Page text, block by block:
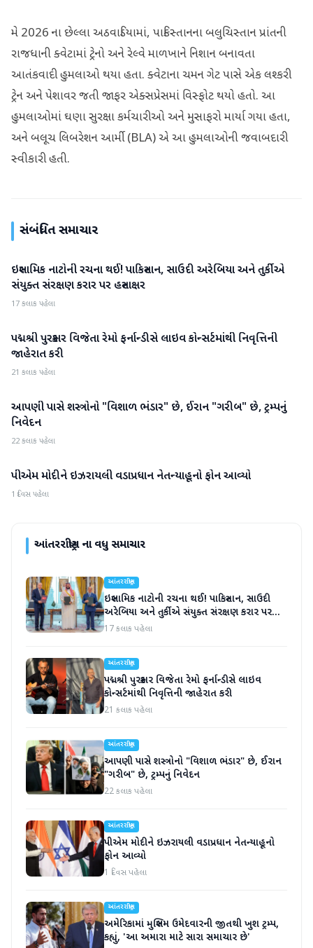
મે 2026 ના છેલ્લા અઠવાડિયામાં, પાકિસ્તાનના બલુચિસ્તાન પ્રાંતની
રાજધાની ક્વેટામાં ટ્રેનો અને રેલ્વે માળખાને નિશાન બનાવતા
આતંકવાદી હુમલાઓ થયા હતા. ક્વેટાના ચમન ગેટ પાસે એક લશ્કરી
ટ્રેન અને પેશાવર જતી જાફર એક્સપ્રેસમાં વિસ્ફોટ થયો હતો. આ
હુમલાઓમાં ઘણા સુરક્ષા કર્મચારીઓ અને મુસાફરો માર્યા ગયા હતા,
અને બલૂચ લિબરેશન આર્મી (BLA) એ આ હુમલાઓની જવાબદારી
સ્વીકારી હતી.
સંબંધિત સમાચાર
આંતરરાષ્ટ્રીય
ઇસ્લામિક નાટોની રચના થઈ! પાકિસ્તાન, સાઉદી અરેબિયા અને તુર્કીએ
સંયુક્ત સંરક્ષણ કરાર પર હસ્તાક્ષર
17 કલાક પહેલા
આંતરરાષ્ટ્રીય
પદ્મશ્રી પુરસ્કાર વિજેતા રેમો ફર્નાન્ડીસે લાઇવ કોન્સર્ટમાંથી નિવૃત્તિની
જાહેરાત કરી
21 કલાક પહેલા
આંતરરાષ્ટ્રીય
આપણી પાસે શસ્ત્રોનો "વિશાળ ભંડાર" છે, ઈરાન "ગરીબ" છે, ટ્રમ્પનું
નિવેદન
22 કલાક પહેલા
આંતરરાષ્ટ્રીય
પીએમ મોદીને ઇઝરાયલી વડાપ્રધાન નેતન્યાહૂનો ફોન આવ્યો
1 દિવસ પહેલા
આંતરરાષ્ટ્રીયના વધુ સમાચાર
આંતરરાષ્ટ્રીય
ઇસ્લામિક નાટોની રચના થઈ! પાકિસ્તાન, સાઉદી
અરેબિયા અને તુર્કીએ સંયુક્ત સંરક્ષણ કરાર પર
હસ્તાક્ષર
17 કલાક પહેલા
આંતરરાષ્ટ્રીય
પદ્મશ્રી પુરસ્કાર વિજેતા રેમો ફર્નાન્ડીસે લાઇવ
કોન્સર્ટમાંથી નિવૃત્તિની જાહેરાત કરી
21 કલાક પહેલા
આંતરરાષ્ટ્રીય
આપણી પાસે શસ્ત્રોનો "વિશાળ ભંડાર" છે, ઈરાન
"ગરીબ" છે, ટ્રમ્પનું નિવેદન
22 કલાક પહેલા
આંતરરાષ્ટ્રીય
પીએમ મોદીને ઇઝરાયલી વડાપ્રધાન નેતન્યાહૂનો
ફોન આવ્યો
1 દિવસ પહેલા
આંતરરાષ્ટ્રીય
અમેરિકામાં મુસ્લિમ ઉમેદવારની જીતથી ખુશ ટ્રમ્પ,
કહ્યું, 'આ અમારા માટે સારા સમાચાર છે'